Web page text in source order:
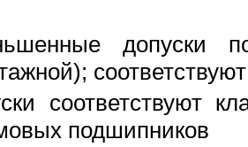
соответствуют
подшипников